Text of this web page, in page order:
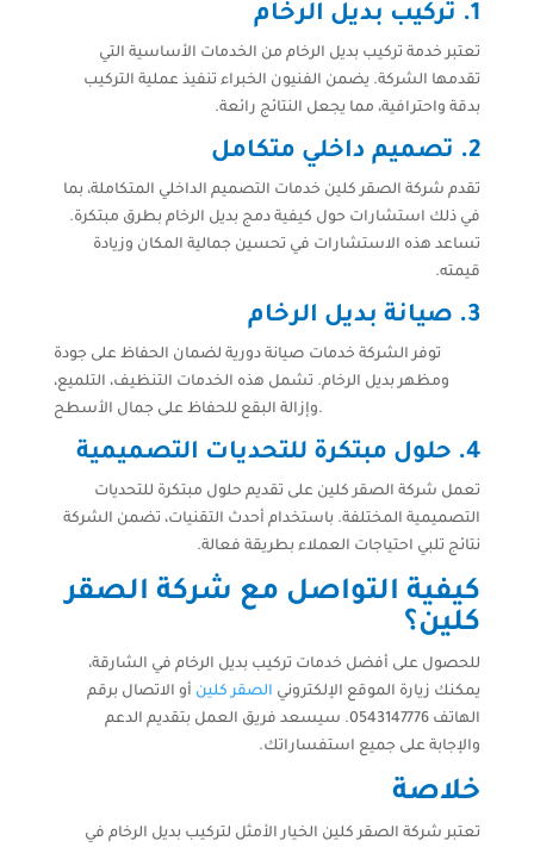
1. تركيب بديل الرخام
تعتبر خدمة تركيب بديل الرخام من الخدمات الأساسية التي
تقدمها الشركة. يضمن الفنيون الخبراء تنفيذ عملية التركيب
بدقة واحترافية، مما يجعل النتائج رائعة.
2. تصميم داخلي متكامل
تقدم شركة الصقر كلين خدمات التصميم الداخلي المتكاملة، بما
في ذلك استشارات حول كيفية دمج بديل الرخام بطرق مبتكرة.
تساعد هذه الاستشارات في تحسين جمالية المكان وزيادة
قيمته.
3. صيانة بديل الرخام
توفر الشركة خدمات صيانة دورية لضمان الحفاظ على جودة
ومظهر بديل الرخام. تشمل هذه الخدمات التنظيف، التلميع،
وإزالة البقع للحفاظ على جمال الأسطح.
4. حلول مبتكرة للتحديات التصميمية
تعمل شركة الصقر كلين على تقديم حلول مبتكرة للتحديات
التصميمية المختلفة. باستخدام أحدث التقنيات، تضمن الشركة
نتائج تلبي احتياجات العملاء بطريقة فعالة.
كيفية التواصل مع شركة الصقر
كلين؟
للحصول على أفضل خدمات تركيب بديل الرخام في الشارقة،
يمكنك زيارة الموقع الإلكتروني الصقر كلين أو الاتصال برقم
الهاتف 0543147776. سيسعد فريق العمل بتقديم الدعم
والإجابة على جميع استفساراتك.
خلاصة
تعتبر شركة الصقر كلين الخيار الأمثل لتركيب بديل الرخام في